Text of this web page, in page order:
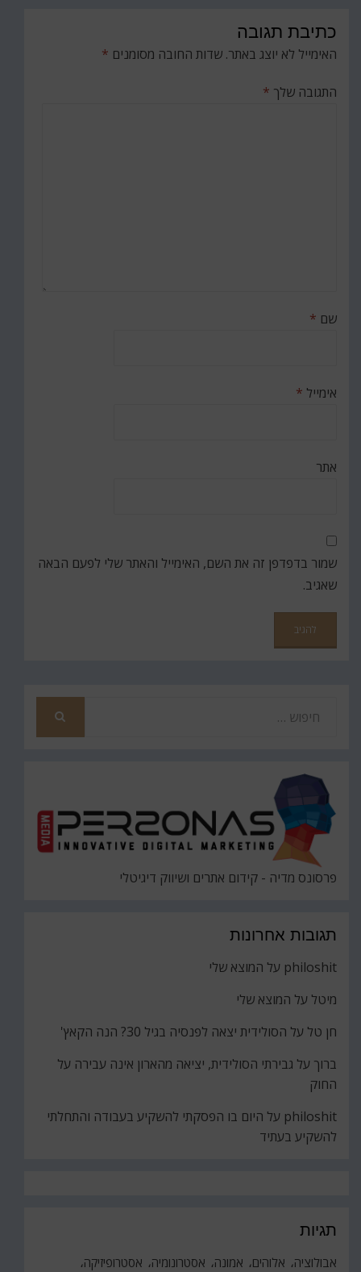
כתיבת תגובה
האימייל לא יוצג באתר. שדות החובה מסומנים *
התגובה שלך *
שם *
אימייל *
אתר
שמור בדפדפן זה את השם, האימייל והאתר שלי לפעם הבאה
שאגיב.
פרסונס מדיה - קידום אתרים ושיווק דיגיטלי
תגובות אחרונות
philoshit על המוצא שלי
מיטל על המוצא שלי
חן טל על הסולידית יצאה לפנסיה בגיל 30? הנה הקאץ'
ברוך על גבירתי הסולידית, יציאה מהארון אינה עבירה על
החוק
philoshit על היום בו הפסקתי להשקיע בעבודה והתחלתי
להשקיע בעתיד
תגיות
אבולוציה אלוהים אמונה אסטרונומיה אסטרופיזיקה